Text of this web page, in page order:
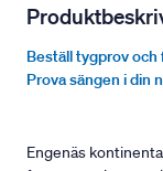
Beställ tygprov
Prova sängen i din
Engenäs